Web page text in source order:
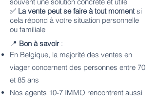
✅ La vente peut se faire à tout momentsi
cela répond à votre situation personnelle
ou familiale
📍 Bon à savoir :
En Belgique, la majorité des ventes en
viager concernent des personnes entre 70
et 85 ans
Nos agents 10-7 IMMO rencontrent aussi